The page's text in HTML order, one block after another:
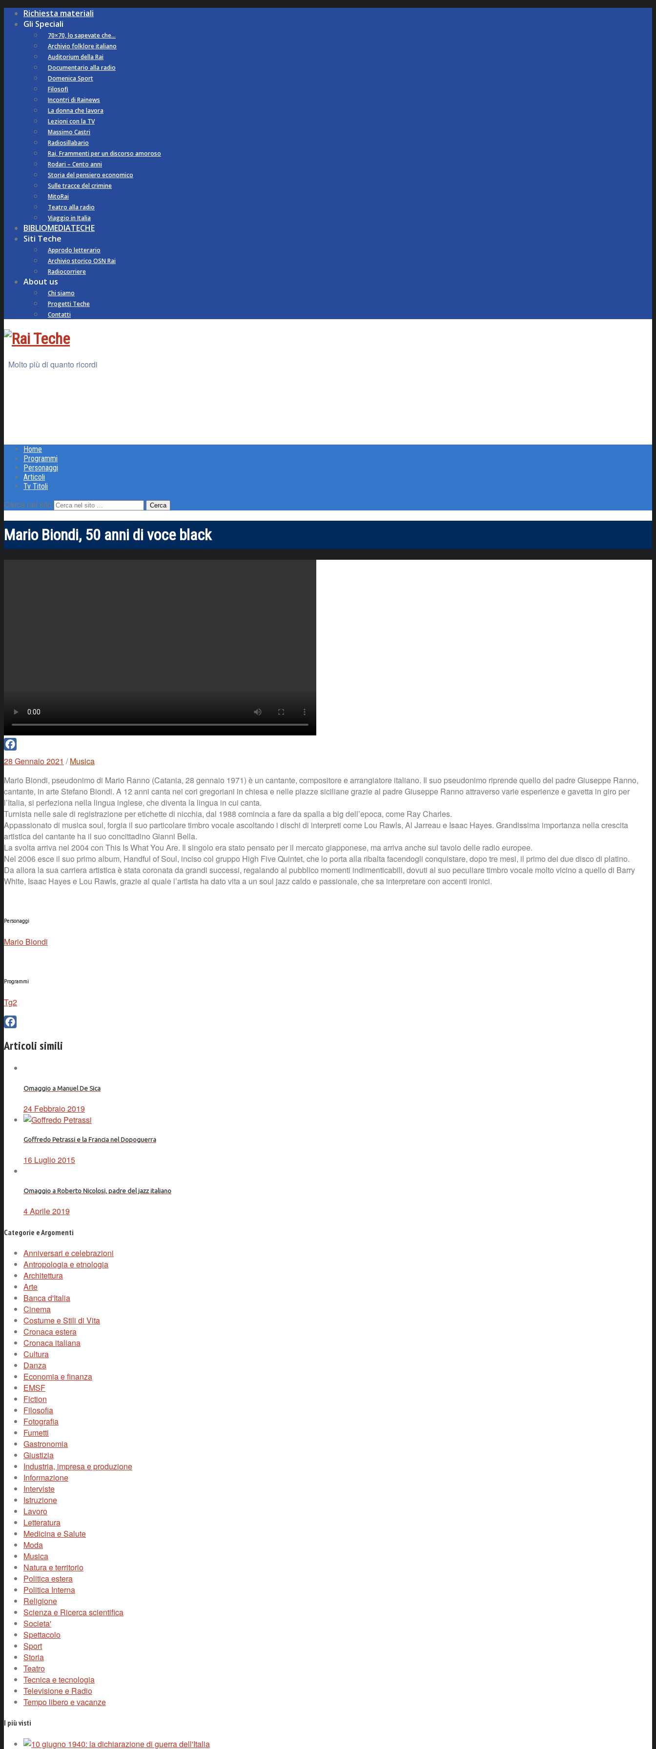
Richiesta materiali
Gli Speciali
70×70, lo sapevate che…
Archivio folklore italiano
Auditorium della Rai
Documentario alla radio
Domenica Sport
Filosofi
Incontri di Rainews
La donna che lavora
Lezioni con la TV
Massimo Castri
Radiosillabario
Rai, Frammenti per un discorso amoroso
Rodari – Cento anni
Storia del pensiero economico
Sulle tracce del crimine
MitoRai
Teatro alla radio
Viaggio in Italia
BIBLIOMEDIATECHE
Siti Teche
Approdo letterario
Archivio storico OSN Rai
Radiocorriere
About us
Chi siamo
Progetti Teche
Contatti
Molto più di quanto ricordi
Home
Programmi
Personaggi
Articoli
Tv Titoli
Cerca nel sito
Mario Biondi, 50 anni di voce black
Facebook
28 Gennaio 2021 / Musica
Mario Biondi, pseudonimo di Mario Ranno (Catania, 28 gennaio 1971) è un cantante, compositore e arrangiatore italiano. Il suo pseudonimo riprende quello del padre Giuseppe Ranno,
cantante, in arte Stefano Biondi. A 12 anni canta nei cori gregoriani in chiesa e nelle piazze siciliane grazie al padre Giuseppe Ranno attraverso varie esperienze e gavetta in giro per
l’Italia, si perfeziona nella lingua inglese, che diventa la lingua in cui canta.
Turnista nelle sale di registrazione per etichette di nicchia, dal 1988 comincia a fare da spalla a big dell’epoca, come Ray Charles.
Appassionato di musica soul, forgia il suo particolare timbro vocale ascoltando i dischi di interpreti come Lou Rawls, Al Jarreau e Isaac Hayes. Grandissima importanza nella crescita
artistica del cantante ha il suo concittadino Gianni Bella.
La svolta arriva nel 2004 con This Is What You Are. Il singolo era stato pensato per il mercato giapponese, ma arriva anche sul tavolo delle radio europee.
Nel 2006 esce il suo primo album, Handful of Soul, inciso col gruppo High Five Quintet, che lo porta alla ribalta facendogli conquistare, dopo tre mesi, il primo dei due disco di platino.
Da allora la sua carriera artistica è stata coronata da grandi successi, regalando al pubblico momenti indimenticabili, dovuti al suo peculiare timbro vocale molto vicino a quello di Barry
White, Isaac Hayes e Lou Rawls, grazie al quale l’artista ha dato vita a un soul jazz caldo e passionale, che sa interpretare con accenti ironici.
Personaggi
Mario Biondi
Programmi
Tg2
Articoli simili
Omaggio a Manuel De Sica
24 Febbraio 2019
Goffredo Petrassi e la Francia nel Dopoguerra
16 Luglio 2015
Omaggio a Roberto Nicolosi, padre del jazz italiano
4 Aprile 2019
Categorie e Argomenti
Anniversari e celebrazioni
Antropologia e etnologia
Architettura
Arte
Banca d'Italia
Cinema
Costume e Stili di Vita
Cronaca estera
Cronaca italiana
Cultura
Danza
Economia e finanza
EMSF
Fiction
Filosofia
Fotografia
Fumetti
Gastronomia
Giustizia
Industria, impresa e produzione
Informazione
Interviste
Istruzione
Lavoro
Letteratura
Medicina e Salute
Moda
Musica
Natura e territorio
Politica estera
Politica Interna
Religione
Scienza e Ricerca scientifica
Societa'
Spettacolo
Sport
Storia
Teatro
Tecnica e tecnologia
Televisione e Radio
Tempo libero e vacanze
I più visti